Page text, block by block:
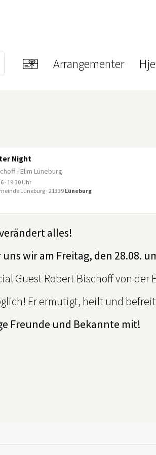
Arrangementer
Night
- Elim Lüneburg
· 19:30 Uhr
Lüneburg · 21339 Lüneburg
alles!
wir am Freitag, den 28.08.
Guest Robert Bischoff von der
Er ermutigt, heilt und
Freunde und Bekannte mit!